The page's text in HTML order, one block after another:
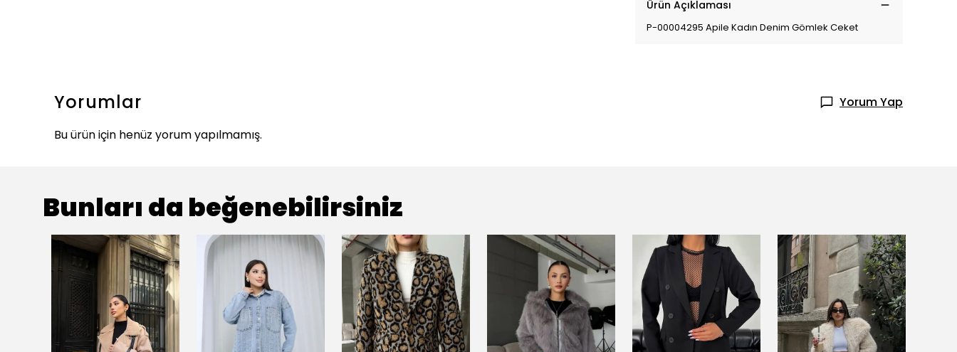
Ürün Açıklaması
P-00004295 Apile Kadın Denim Gömlek Ceket
Yorumlar
Yorum Yap
Bu ürün için henüz yorum yapılmamış.
Bunları da beğenebilirsiniz